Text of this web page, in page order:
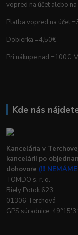
vopred na účet alebo
Platba vopred na účet
Dobierka =4,50€
Pri nákupe nad =100€
Kde nás nájdete
Kancelária v
kancelárii po
dohovore (!!!
TOMDO s. r. o.
Biely Potok 623
01306 Terchová
GPS súradnice: